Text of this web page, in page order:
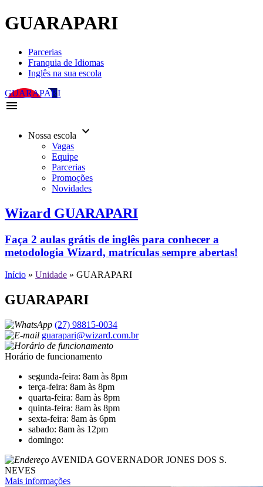
GUARAPARI
Parcerias
Franquia de Idiomas
Inglês na sua escola
GUARAPARI
menu
Nossa escola keyboard_arrow_down
Vagas
Equipe
Parcerias
Promoções
Novidades
Wizard GUARAPARI
Faça 2 aulas grátis de inglês para conhecer a
metodologia Wizard, matrículas sempre abertas!
Início » Unidade » GUARAPARI
GUARAPARI
(27) 98815-0034
guarapari@wizard.com.br
Horário de funcionamento
segunda-feira: 8am às 8pm
terça-feira: 8am às 8pm
quarta-feira: 8am às 8pm
quinta-feira: 8am às 8pm
sexta-feira: 8am às 6pm
sabado: 8am às 12pm
domingo:
AVENIDA GOVERNADOR JONES DOS S.
NEVES
Mais informações